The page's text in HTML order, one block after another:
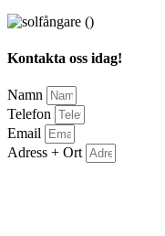
Kontakta oss idag!
Namn
Telefon
Email
Adress + Ort